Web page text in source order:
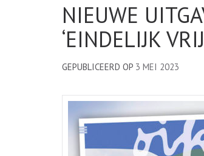
NIEUWE
‘EINDELIJK
GEPUBLICEERD OP 3 MEI 2023